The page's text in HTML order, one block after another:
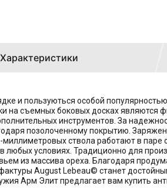
Характеристики
и пользуються особой
на съемных боковых досках
инструментов. За
позолоченному покрытию.
ствола работают в
условиях. Традиционно для
из массива ореха. Благодаря
August Lebeau© станет
Арм Элит предлагает вам купить